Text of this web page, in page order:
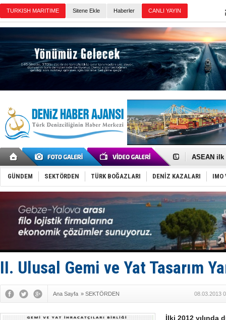
TURKISH MARITIME Sitene Ekle Haberler CANLI YAYIN
D-Marin,
ASEAN ilk
TAYK -
İstanbul
Tersane
İngiliz
FESCO,
DESE,
35 milyon
İnsansız
Anadolu
GÜNDEM SEKTÖRDEN TÜRK BOĞAZLARI DENİZ KAZALARI IMO
II. Ulusal Gemi ve Yat Tasarım
Ana Sayfa » SEKTÖRDEN 08.03.2013
İlki 2012 yılında